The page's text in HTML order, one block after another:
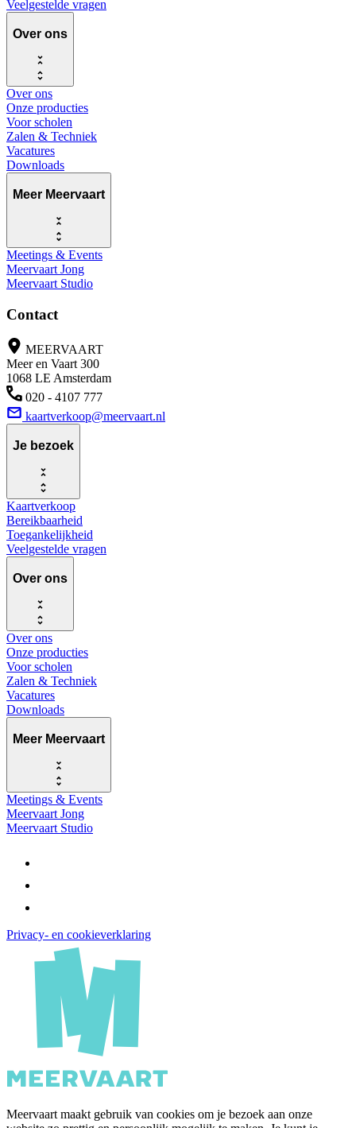
Veelgestelde vragen
Over ons
Over ons
Onze producties
Voor scholen
Zalen & Techniek
Vacatures
Downloads
Meer Meervaart
Meetings & Events
Meervaart Jong
Meervaart Studio
Contact
MEERVAART
Meer en Vaart 300
1068 LE Amsterdam
020 - 4107 777
kaartverkoop@meervaart.nl
Je bezoek
Kaartverkoop
Bereikbaarheid
Toegankelijkheid
Veelgestelde vragen
Over ons
Over ons
Onze producties
Voor scholen
Zalen & Techniek
Vacatures
Downloads
Meer Meervaart
Meetings & Events
Meervaart Jong
Meervaart Studio
Privacy- en cookieverklaring
Meervaart maakt gebruik van cookies om je bezoek aan onze